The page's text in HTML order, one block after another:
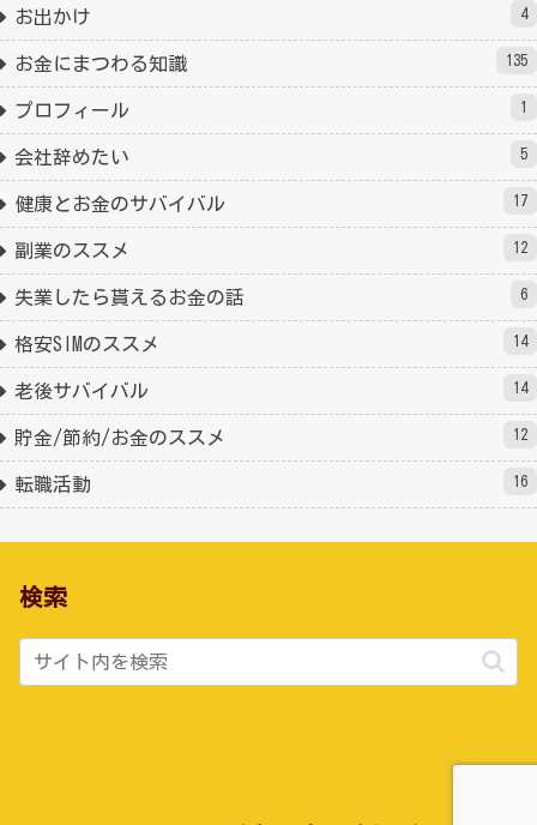
お出かけ 4
お金にまつわる知識 135
プロフィール 1
会社辞めたい 5
健康とお金のサバイバル 17
副業のススメ 12
失業したら貰えるお金の話 6
格安SIMのススメ 14
老後サバイバル 14
貯金/節約/お金のススメ 12
転職活動 16
検索